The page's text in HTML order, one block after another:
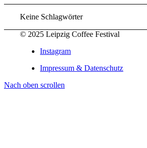
Keine Schlagwörter
© 2025 Leipzig Coffee Festival
Instagram
Impressum & Datenschutz
Nach oben scrollen